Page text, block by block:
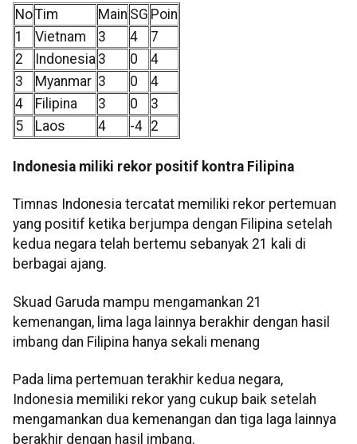
NoTim Main SG Poin
1
Vietnam 3 4
7
2
Indonesia 3 0
4
3
Myanmar 3 0
4
4
Filipina 3 0
3
5
Laos 4 -4 2
Indonesia miliki rekor positif kontra Filipina
Timnas Indonesia tercatat memiliki rekor pertemuan
yang positif ketika berjumpa dengan Filipina setelah
kedua negara telah bertemu sebanyak 21 kali di
berbagai ajang.
Skuad Garuda mampu mengamankan 21
kemenangan, lima laga lainnya berakhir dengan hasil
imbang dan Filipina hanya sekali menang
Pada lima pertemuan terakhir kedua negara,
Indonesia memiliki rekor yang cukup baik setelah
mengamankan dua kemenangan dan tiga laga lainnya
berakhir dengan hasil imbang.